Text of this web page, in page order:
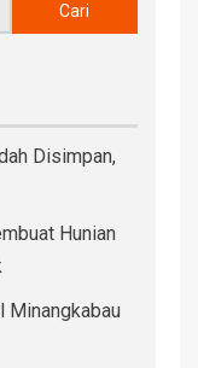
Cari
Disimpan,
Hunian
Minangkabau